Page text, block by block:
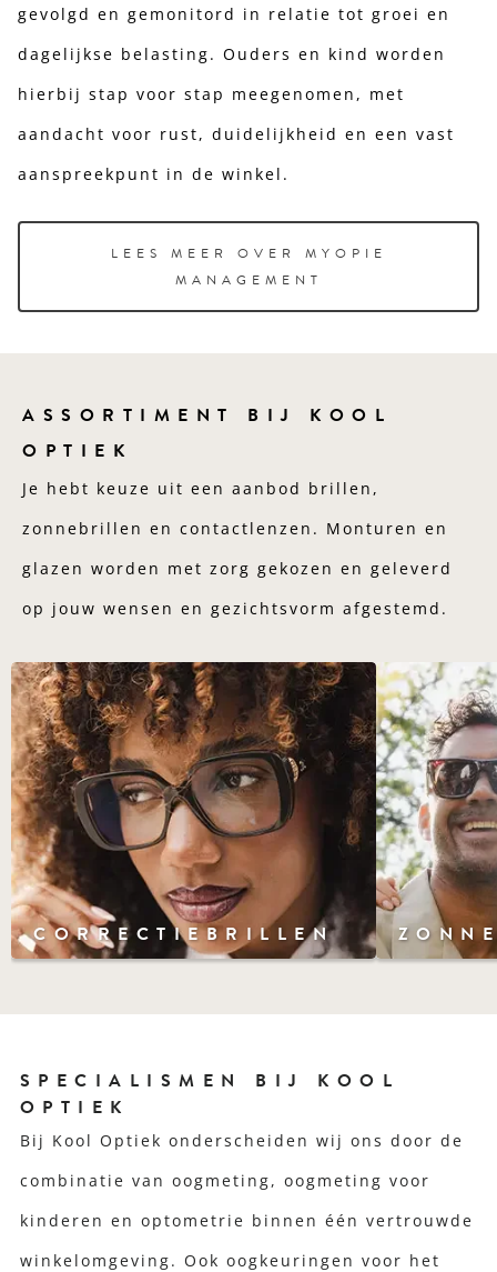
gevolgd en gemonitord in relatie tot groei en
dagelijkse belasting. Ouders en kind worden
hierbij stap voor stap meegenomen, met
aandacht voor rust, duidelijkheid en een vast
aanspreekpunt in de winkel.
LEES MEER OVER MYOPIE
MANAGEMENT
CORRECTIEBRILLEN
ASSORTIMENT BIJ KOOL
OPTIEK
Je hebt keuze uit een aanbod brillen,
zonnebrillen en contactlenzen. Monturen en
glazen worden met zorg gekozen en geleverd
op jouw wensen en gezichtsvorm afgestemd.
SPECIALISMEN BIJ KOOL
OPTIEK
Bij Kool Optiek onderscheiden wij ons door de
combinatie van oogmeting, oogmeting voor
kinderen en optometrie binnen één vertrouwde
winkelomgeving. Ook oogkeuringen voor het